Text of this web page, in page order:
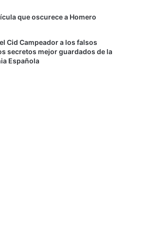
que oscurece a Homero
Cid Campeador a los falsos
secretos mejor guardados de la
Española